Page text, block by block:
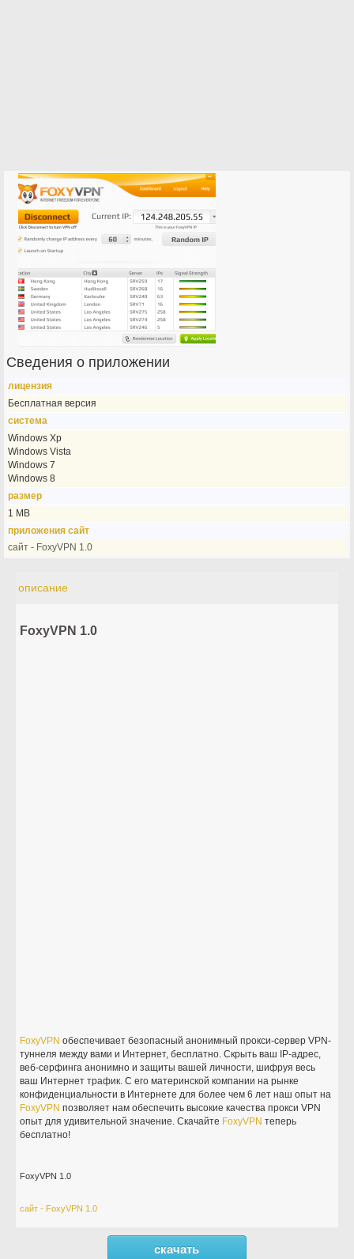
Сведения о приложении
лицензия
Бесплатная версия
система
Windows Xp
Windows Vista
Windows 7
Windows 8
размер
1 MB
приложения сайт
сайт - FoxyVPN 1.0
описание
FoxyVPN 1.0
FoxyVPN обеспечивает безопасный анонимный прокси-сервер VPN-
туннеля между вами и Интернет, бесплатно. Скрыть ваш IP-адрес,
веб-серфинга анонимно и защиты вашей личности, шифруя весь
ваш Интернет трафик. С его материнской компании на рынке
конфиденциальности в Интернете для более чем 6 лет наш опыт на
FoxyVPN позволяет нам обеспечить высокие качества прокси VPN
опыт для удивительной значение. Скачайте FoxyVPN теперь
бесплатно!
FoxyVPN 1.0
сайт - FoxyVPN 1.0
скачать